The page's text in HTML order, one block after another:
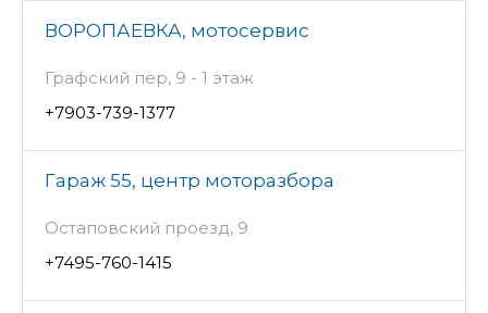
ВОРОПАЕВКА, мотосервис
Графский пер, 9 - 1 этаж
+7903-739-1377
Гараж 55, центр моторазбора
Остаповский проезд, 9
+7495-760-1415